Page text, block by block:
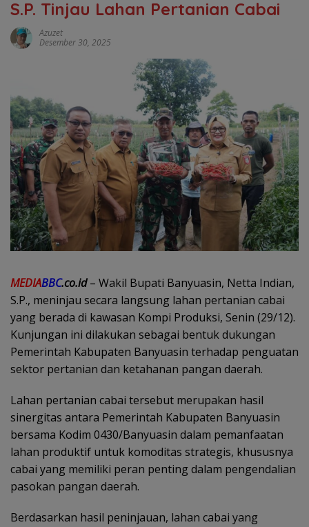
S.P. Tinjau Lahan Pertanian Cabai
Azuzet
Desember 30, 2025
MEDIABBC.co.id– Wakil Bupati Banyuasin, Netta Indian,
S.P., meninjau secara langsung lahan pertanian cabai
yang berada di kawasan Kompi Produksi, Senin (29/12).
Kunjungan ini dilakukan sebagai bentuk dukungan
Pemerintah Kabupaten Banyuasin terhadap penguatan
sektor pertanian dan ketahanan pangan daerah.
Lahan pertanian cabai tersebut merupakan hasil
sinergitas antara Pemerintah Kabupaten Banyuasin
bersama Kodim 0430/Banyuasin dalam pemanfaatan
lahan produktif untuk komoditas strategis, khususnya
cabai yang memiliki peran penting dalam pengendalian
pasokan pangan daerah.
Berdasarkan hasil peninjauan, lahan cabai yang